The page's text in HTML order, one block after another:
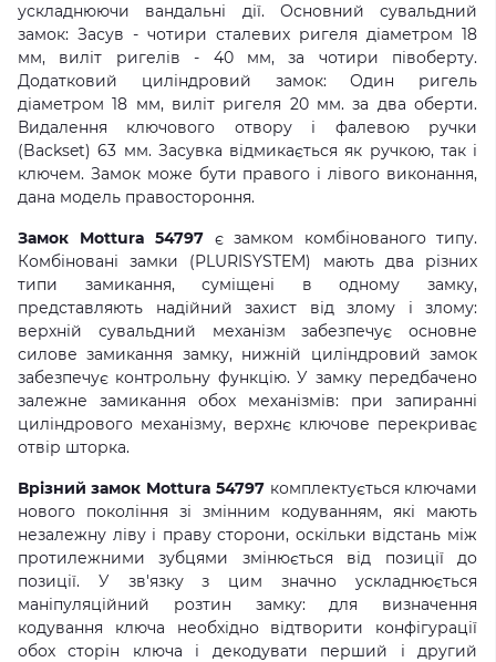
ускладнюючи вандальні дії. Основний сувальдний
замок: Засув - чотири сталевих ригеля діаметром 18
мм, виліт ригелів - 40 мм, за чотири півоберту.
Додатковий циліндровий замок: Один ригель
діаметром 18 мм, виліт ригеля 20 мм. за два оберти.
Видалення ключового отвору і фалевою ручки
(Backset) 63 мм. Засувка відмикається як ручкою, так і
ключем. Замок може бути правого і лівого виконання,
дана модель правостороння.
Замок Mottura 54797 є замком комбінованого типу.
Комбіновані замки (PLURISYSTEM) мають два різних
типи замикання, суміщені в одному замку,
представляють надійний захист від злому і злому:
верхній сувальдний механізм забезпечує основне
силове замикання замку, нижній циліндровий замок
забезпечує контрольну функцію. У замку передбачено
залежне замикання обох механізмів: при запиранні
циліндрового механізму, верхнє ключове перекриває
отвір шторка.
Врізний замок Mottura 54797 комплектується ключами
нового покоління зі змінним кодуванням, які мають
незалежну ліву і праву сторони, оскільки відстань між
протилежними зубцями змінюється від позиції до
позиції. У зв'язку з цим значно ускладнюється
маніпуляційний розтин замку: для визначення
кодування ключа необхідно відтворити конфігурації
обох сторін ключа і декодувати перший і другий